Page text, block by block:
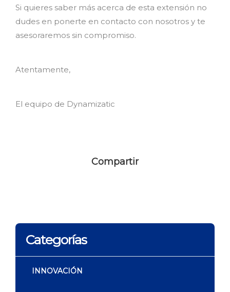
Si quieres saber más acerca de esta extensión no
dudes en ponerte en contacto con nosotros y te
asesoraremos sin compromiso.
Atentamente,
El equipo de Dynamizatic
Compartir
Categorías
INNOVACIÓN